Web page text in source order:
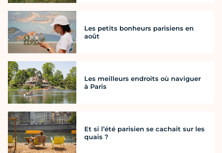
Les petits bonheurs parisiens en
août
Les meilleurs endroits où naviguer
à Paris
Et si l’été parisien se cachait sur les
quais ?